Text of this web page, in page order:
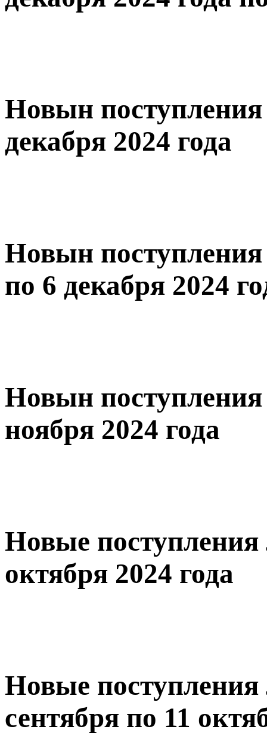
Новын
декабря 2024 года
Новын
по 6 декабря 2024
Новын
ноября 2024 года
Новые поступления
октября 2024 года
Новые поступления
сентября по 11